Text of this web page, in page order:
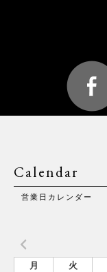
Calendar
営業日カレンダー
月 火